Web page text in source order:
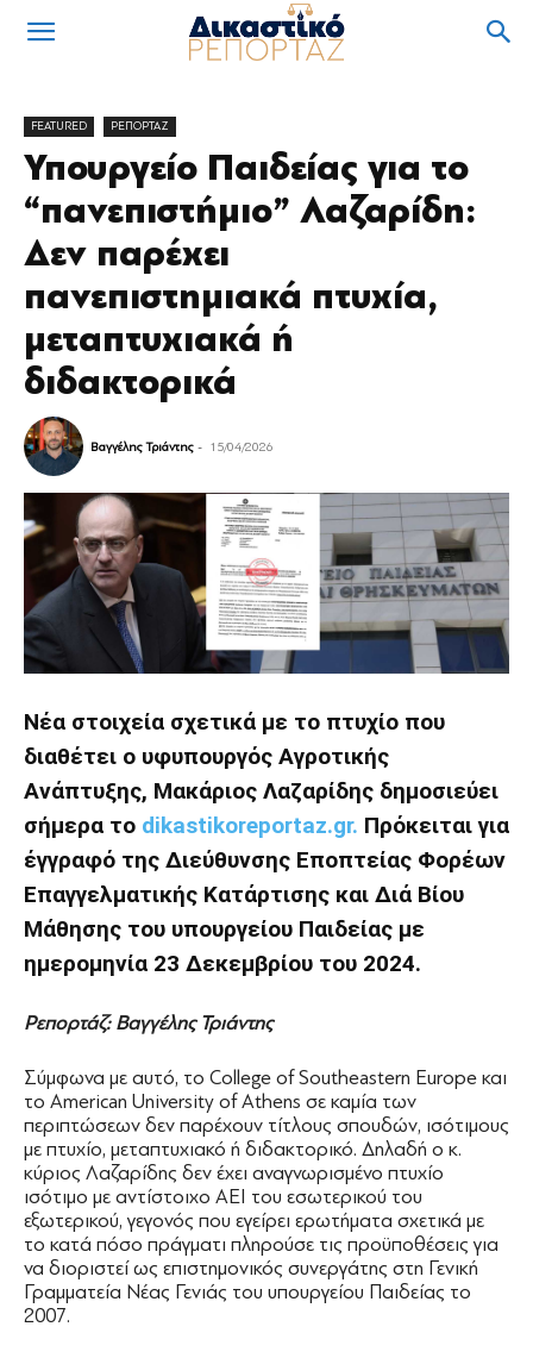
FEATURED ΡΕΠΟΡΤΑΖ
Υπουργείο Παιδείας για το
“πανεπιστήμιο” Λαζαρίδη:
Δεν παρέχει
πανεπιστημιακά πτυχία,
μεταπτυχιακά ή
διδακτορικά
Βαγγέλης Τριάντης - 15/04/2026
Νέα στοιχεία σχετικά με το πτυχίο που
διαθέτει ο υφυπουργός Αγροτικής
Ανάπτυξης, Μακάριος Λαζαρίδης δημοσιεύει
σήμερα το dikastikoreportaz.gr. Πρόκειται για
έγγραφό της Διεύθυνσης Εποπτείας Φορέων
Επαγγελματικής Κατάρτισης και Διά Βίου
Μάθησης του υπουργείου Παιδείας με
ημερομηνία 23 Δεκεμβρίου του 2024.
Ρεπορτάζ: Βαγγέλης Τριάντης
Σύμφωνα με αυτό, το College of Southeastern Europe και
το American University of Athens σε καμία των
περιπτώσεων δεν παρέχουν τίτλους σπουδών, ισότιμους
με πτυχίο, μεταπτυχιακό ή διδακτορικό. Δηλαδή ο κ.
κύριος Λαζαρίδης δεν έχει αναγνωρισμένο πτυχίο
ισότιμο με αντίστοιχο ΑΕΙ του εσωτερικού του
εξωτερικού, γεγονός που εγείρει ερωτήματα σχετικά με
το κατά πόσο πράγματι πληρούσε τις προϋποθέσεις για
να διοριστεί ως επιστημονικός συνεργάτης στη Γενική
Γραμματεία Νέας Γενιάς του υπουργείου Παιδείας το
2007.